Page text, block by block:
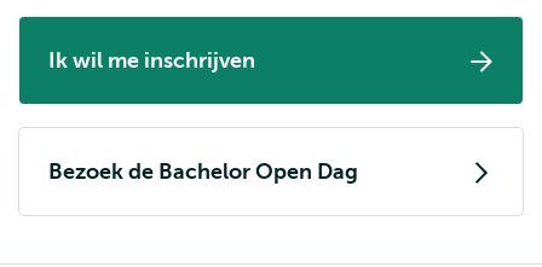
Ik wil me inschrijven
Bezoek de Bachelor Open Dag